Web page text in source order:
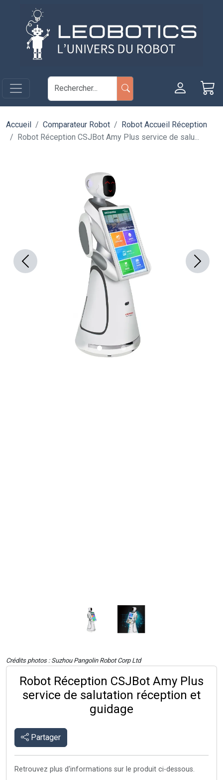
Aller au contenu principal
Accueil Comparateur Robot
Robot Accueil Réception
Robot Réception CSJBot Amy Plus service de salu...
Previous Next
Crédits photos : Suzhou Pangolin Robot Corp Ltd
Robot Réception CSJBot Amy Plus
service de salutation réception et
guidage
Partager
Retrouvez plus d'informations sur le produit ci-dessous.
Panneau de gestion des cookies